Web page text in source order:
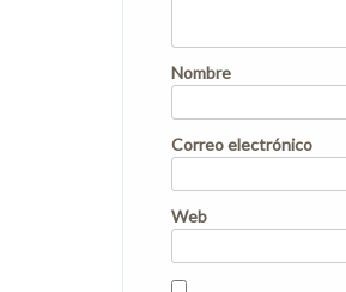
Nombre
Correo electrónico
Web